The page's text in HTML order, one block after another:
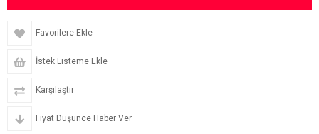
Favorilere Ekle
İstek Listeme Ekle
Karşılaştır
Fiyat Düşünce Haber Ver